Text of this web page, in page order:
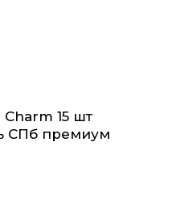
15 шт
СПб премиум